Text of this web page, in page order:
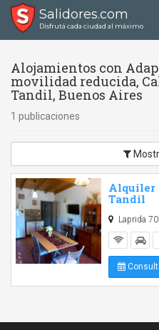
Salidores.com
Disfrutá cada ciudad al máximo
Alojamientos con
movilidad reducida,
Tandil, Buenos Aires
1 publicaciones
Alquiler
Tandil
Laprida